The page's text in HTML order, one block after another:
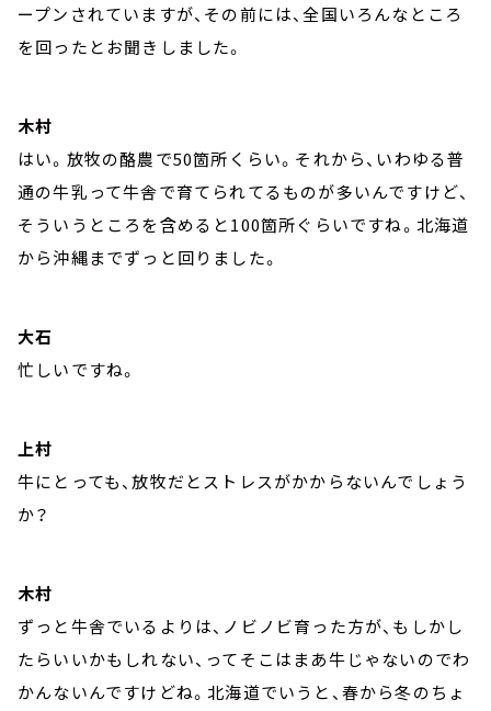
ープンされていますが、その前には、全国いろんなところ
を回ったとお聞きしました。
木村
はい。放牧の酪農で50箇所くらい。それから、いわゆる普
通の牛乳って牛舎で育てられてるものが多いんですけど、
そういうところを含めると100箇所ぐらいですね。北海道
から沖縄までずっと回りました。
大石
忙しいですね。
上村
牛にとっても、放牧だとストレスがかからないんでしょう
か？
木村
ずっと牛舎でいるよりは、ノビノビ育った方が、もしかし
たらいいかもしれない、ってそこはまあ牛じゃないのでわ
かんないんですけどね。北海道でいうと、春から冬のちょ